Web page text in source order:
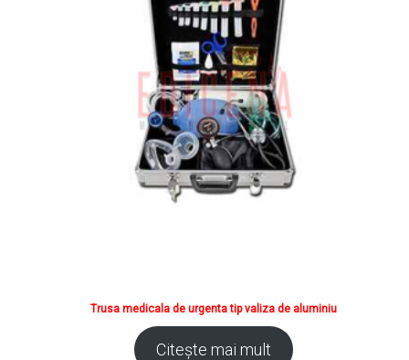
Trusa medicala de urgenta tip valiza de aluminiu
Citește mai mult